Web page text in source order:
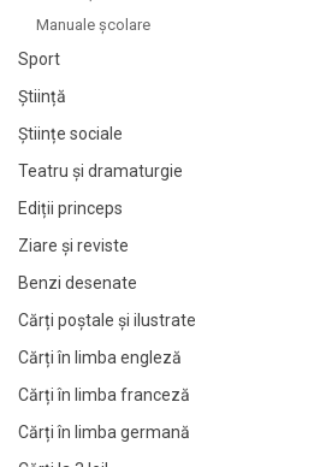
Manuale şcolare
Sport
Știință
Științe sociale
Teatru și dramaturgie
Ediții princeps
Ziare şi reviste
Benzi desenate
Cărți poștale și ilustrate
Cărți în limba engleză
Cărți în limba franceză
Cărți în limba germană